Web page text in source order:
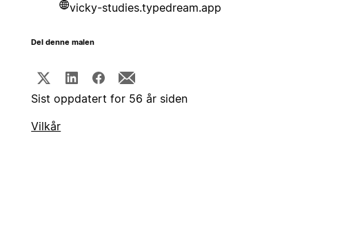
vicky-studies.typedream.app
Del denne malen
Sist oppdatert for 56 år siden
Vilkår